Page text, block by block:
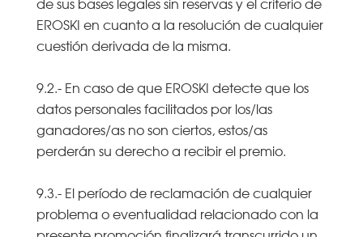
EROSKI en cuanto a la resolución de cualquier
cuestión derivada de la misma.
9.2.- En caso de que EROSKI detecte que los
datos personales facilitados por los/las
ganadores/as no son ciertos, estos/as
perderán su derecho a recibir el premio.
9.3.- El período de reclamación de cualquier
problema o eventualidad relacionado con la